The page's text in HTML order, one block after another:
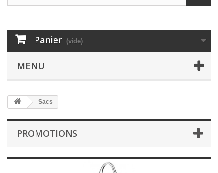
Panier (vide)
MENU
Sacs
PROMOTIONS